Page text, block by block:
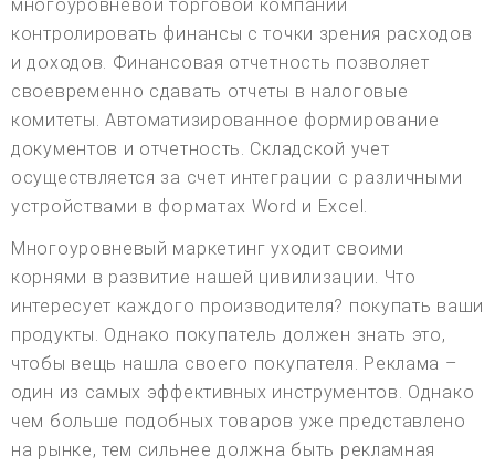
многоуровневой торговой компании
контролировать финансы с точки зрения расходов
и доходов. Финансовая отчетность позволяет
своевременно сдавать отчеты в налоговые
комитеты. Автоматизированное формирование
документов и отчетность. Складской учет
осуществляется за счет интеграции с различными
устройствами в форматах Word и Excel.
Многоуровневый маркетинг уходит своими
корнями в развитие нашей цивилизации. Что
интересует каждого производителя? покупать ваши
продукты. Однако покупатель должен знать это,
чтобы вещь нашла своего покупателя. Реклама –
один из самых эффективных инструментов. Однако
чем больше подобных товаров уже представлено
на рынке, тем сильнее должна быть рекламная